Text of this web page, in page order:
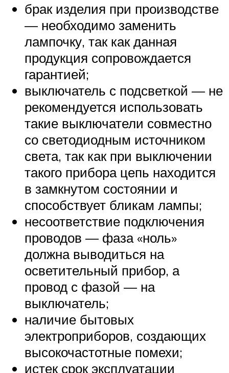
брак изделия при производстве
— необходимо заменить
лампочку, так как данная
продукция сопровождается
гарантией;
выключатель с подсветкой — не
рекомендуется использовать
такие выключатели совместно
со светодиодным источником
света, так как при выключении
такого прибора цепь находится
в замкнутом состоянии и
способствует бликам лампы;
несоответствие подключения
проводов — фаза «ноль»
должна выводиться на
осветительный прибор, а
провод с фазой — на
выключатель;
наличие бытовых
электроприборов, создающих
высокочастотные помехи;
истек срок эксплуатации